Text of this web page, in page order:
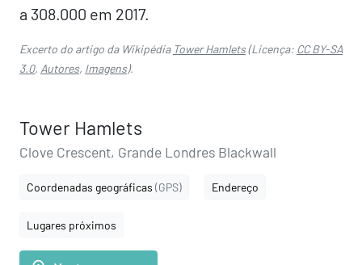
a 308.000 em 2017.
Excerto do artigo da Wikipédia Tower Hamlets(Licença: CC BY-SA
3.0, Autores, Imagens).
Tower Hamlets
Clove Crescent, Grande Londres Blackwall
Coordenadas geográficas (GPS) Endereço
Lugares próximos